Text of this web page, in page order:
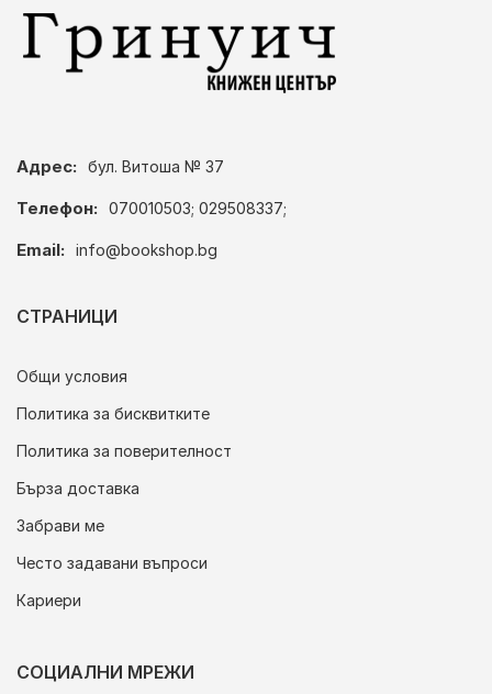
Адрес: бул. Витоша № 37
Телефон: 070010503; 029508337;
Email: info@bookshop.bg
СТРАНИЦИ
Общи условия
Политика за бисквитките
Политика за поверителност
Бърза доставка
Забрави ме
Често задавани въпроси
Кариери
СОЦИАЛНИ МРЕЖИ